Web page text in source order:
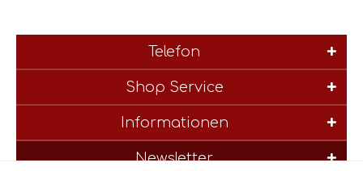
Telefon
Shop Service
Informationen
Newsletter